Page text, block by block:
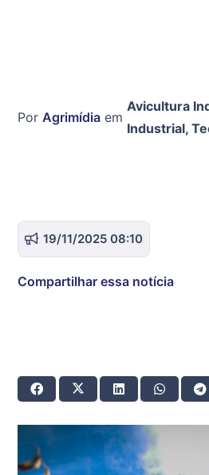
Por Agrimídia em
Avicultura
Industrial,
19/11/2025 08:10
Compartilhar essa notícia